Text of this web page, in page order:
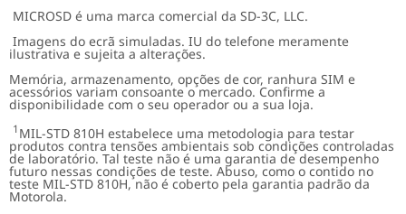
MICROSD é uma marca comercial da SD-3C, LLC.
Imagens do ecrã simuladas. IU do telefone meramente
ilustrativa e sujeita a alterações.
Memória, armazenamento, opções de cor, ranhura SIM e
acessórios variam consoante o mercado. Confirme a
disponibilidade com o seu operador ou a sua loja.
1 MIL-STD 810H estabelece uma metodologia para testar
produtos contra tensões ambientais sob condições controladas
de laboratório. Tal teste não é uma garantia de desempenho
futuro nessas condições de teste. Abuso, como o contido no
teste MIL-STD 810H, não é coberto pela garantia padrão da
Motorola.